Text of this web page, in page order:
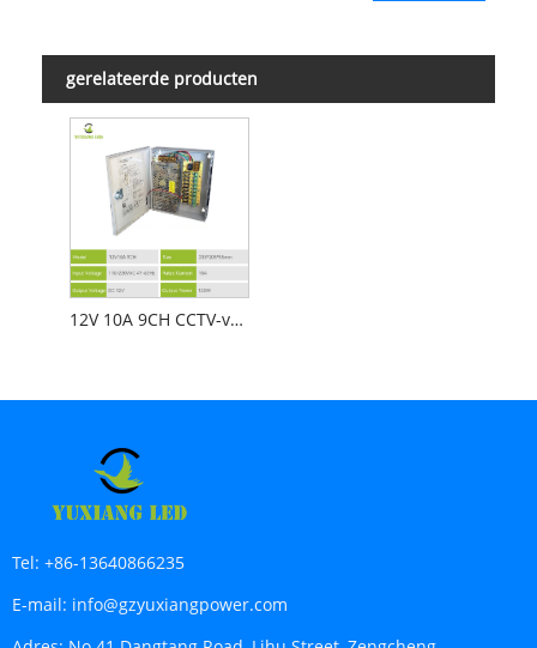
gerelateerde producten
12V 10A 9CH CCTV-voedingskast
Tel: +86-13640866235
E-mail: info@gzyuxiangpower.com